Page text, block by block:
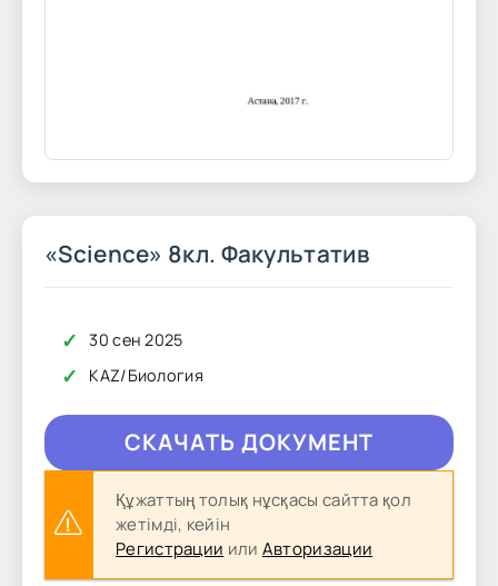
«Science» 8кл. Факультатив
✓ 30 сен 2025
✓ KAZ/Биология
CКAЧAТЬ ДОКУМЕНТ
Құжаттың толық нұсқасы сайтта қол
жетімді, кейін
Регистрации или Авторизации